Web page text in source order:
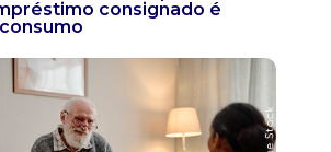
consignado é